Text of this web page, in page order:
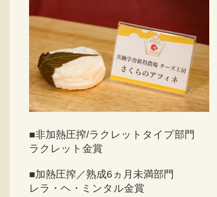
■非加熱圧搾/ラクレットタイプ部門
ラクレット金賞
■加熱圧搾／熟成6ヵ月未満部門
レラ・ヘ・ミンタル金賞